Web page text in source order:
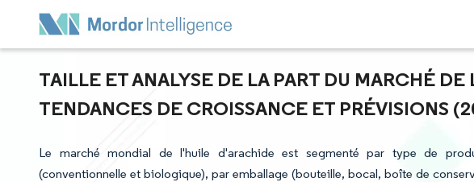
TAILLE ET ANALYSE DE LA PART DU MARCHÉ
TENDANCES DE CROISSANCE ET PRÉVISIONS
Le marché mondial de l'huile d'arachide est segmenté par type de
(conventionnelle et biologique), par emballage (bouteille, bocal, boîte de